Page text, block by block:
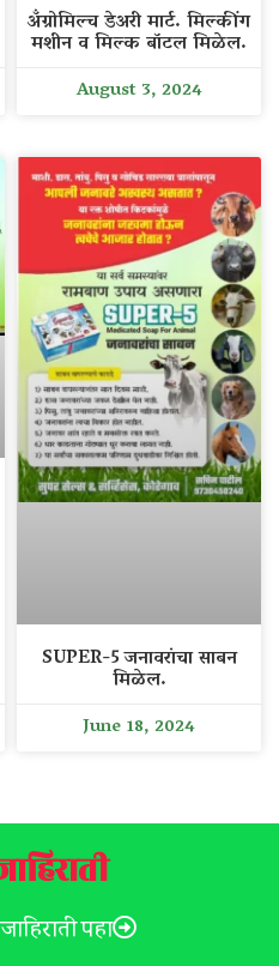
अँग्रोमिल्च डेअरी मार्ट. मिल्कींग
मशीन व मिल्क बॉटल मिळेल.
August 3, 2024
SUPER-5 जनावरांचा साबन
मिळेल.
June 18, 2024
पहा